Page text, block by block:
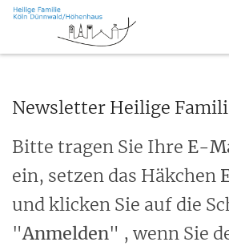
Zum Inhalt springen
Newsletter Heilige
Bitte tragen Sie Ihre E-
ein, setzen das Häkchen
und klicken Sie auf die
"Anmelden" , wenn Sie